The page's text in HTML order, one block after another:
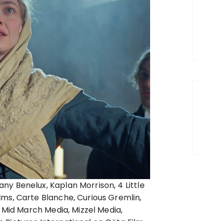
Benelux, Kaplan Morrison, 4 Little
Carte Blanche, Curious Gremlin,
March Media, Mizzel Media,